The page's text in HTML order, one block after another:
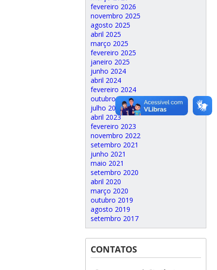
fevereiro 2026
novembro 2025
agosto 2025
abril 2025
março 2025
fevereiro 2025
janeiro 2025
junho 2024
abril 2024
fevereiro 2024
outubro 2023
julho 2023
abril 2023
fevereiro 2023
novembro 2022
setembro 2021
junho 2021
maio 2021
setembro 2020
abril 2020
março 2020
outubro 2019
agosto 2019
setembro 2017
CONTATOS